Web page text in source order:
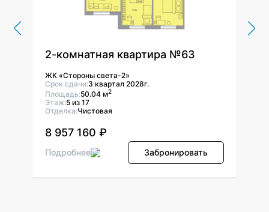
2-комнатная квартира №63
ЖК «Стороны света-2»
Срок сдачи:3 квартал 2028г.
Площадь:50.04 м2
Этаж:5 из 17
Отделка:Чистовая
8 957 160 ₽
Подробнее Забронировать